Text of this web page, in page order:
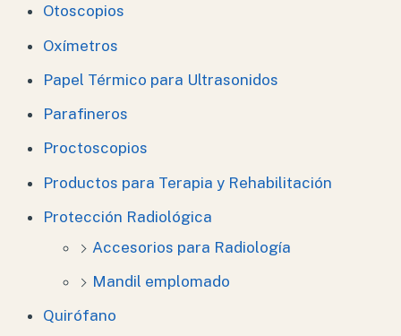
Otoscopios
Oxímetros
Papel Térmico para Ultrasonidos
Parafineros
Proctoscopios
Productos para Terapia y Rehabilitación
Protección Radiológica
Accesorios para Radiología
Mandil emplomado
Quirófano